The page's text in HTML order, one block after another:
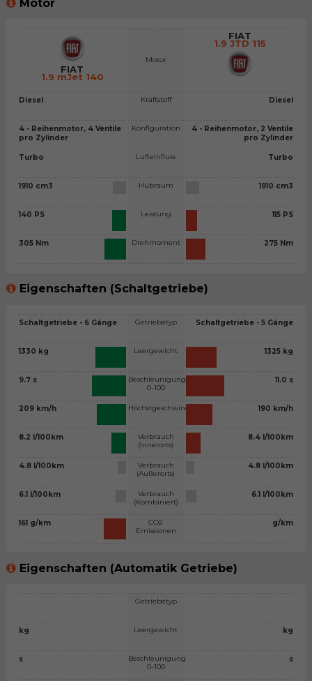
Motor
FIAT
1.9 mJet 140
Diesel
4 - Reihenmotor, 4 Ventile
pro Zylinder
Turbo
1910 cm3
140 PS
305 Nm
Motor
Kraftstoff
Konfiguration
Lufteinfluss
Hubraum
Leistung
Drehmoment
FIAT
1.9 JTD 115
Diesel
4 - Reihenmotor, 2 Ventile
pro Zylinder
Turbo
1910 cm3
115 PS
275 Nm
Eigenschaften (Schaltgetriebe)
Schaltgetriebe - 6 Gänge
1330 kg
9.7 s
209 km/h
8.2 l/100km
4.8 l/100km
6.1 l/100km
161 g/km
Getriebetyp
Leergewicht
Beschleunigung
0-100
Höchstgeschwindigkeit
Verbrauch
(Innerorts)
Verbrauch
(Außerorts)
Verbrauch
(Kombiniert)
CO2
Emissionen
Schaltgetriebe - 5 Gänge
1325 kg
11.0 s
190 km/h
8.4 l/100km
4.8 l/100km
6.1 l/100km
g/km
Eigenschaften (Automatik Getriebe)
kg
s
Getriebetyp
Leergewicht
Beschleunigung
0-100
kg
s